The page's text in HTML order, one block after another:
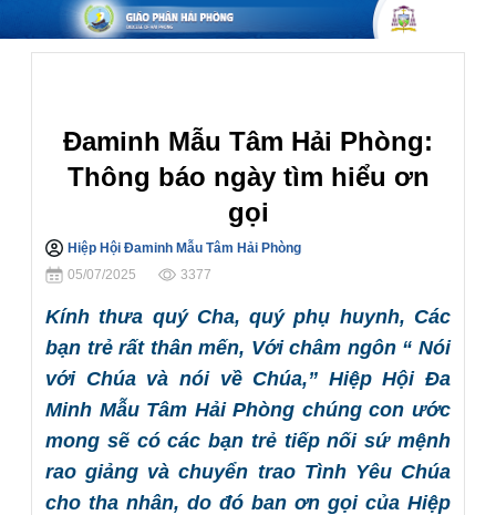
Đaminh Mẫu Tâm Hải Phòng:
Thông báo ngày tìm hiểu ơn
gọi
Hiệp Hội Đaminh Mẫu Tâm Hải Phòng
05/07/2025
3377
Kính thưa quý Cha, quý phụ huynh, Các
bạn trẻ rất thân mến, Với châm ngôn “ Nói
với Chúa và nói về Chúa,” Hiệp Hội Đa
Minh Mẫu Tâm Hải Phòng chúng con ước
mong sẽ có các bạn trẻ tiếp nối sứ mệnh
rao giảng và chuyển trao Tình Yêu Chúa
cho tha nhân, do đó ban ơn gọi của Hiệp